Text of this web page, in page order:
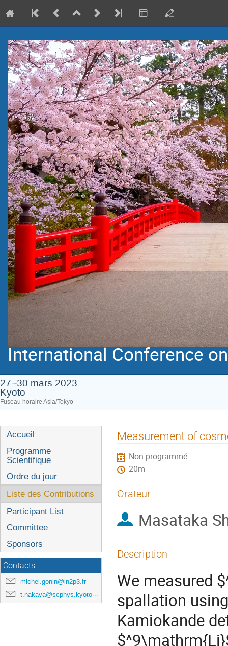
International Conference
27–30 mars 2023
Kyoto
Fuseau horaire Asia/Tokyo
Menu
de
l'événement
Accueil
Programme
Scientifique
Ordre du jour
Liste des Contributions
Participant List
Committee
Sponsors
Contacts
michel.gonin@in2p3.fr
t.nakaya@scphys.kyoto-u.ac.jp
Measurement of
Non programmé
20m
Orateur
Masataka
Description
We measured
spallation
Kamiokande